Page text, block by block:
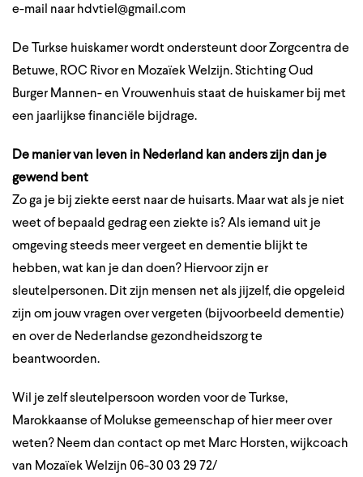
e-mail naar hdvtiel@gmail.com
De Turkse huiskamer wordt ondersteunt door Zorgcentra de
Betuwe, ROC Rivor en Mozaïek Welzijn. Stichting Oud
Burger Mannen- en Vrouwenhuis staat de huiskamer bij met
een jaarlijkse financiële bijdrage.
De manier van leven in Nederland kan anders zijn dan je
gewend bent
Zo ga je bij ziekte eerst naar de huisarts. Maar wat als je niet
weet of bepaald gedrag een ziekte is? Als iemand uit je
omgeving steeds meer vergeet en dementie blijkt te
hebben, wat kan je dan doen? Hiervoor zijn er
sleutelpersonen. Dit zijn mensen net als jijzelf, die opgeleid
zijn om jouw vragen over vergeten (bijvoorbeeld dementie)
en over de Nederlandse gezondheidszorg te
beantwoorden.
Wil je zelf sleutelpersoon worden voor de Turkse,
Marokkaanse of Molukse gemeenschap of hier meer over
weten? Neem dan contact op met Marc Horsten, wijkcoach
van Mozaïek Welzijn 06-30 03 29 72/